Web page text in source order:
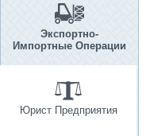
Экспортно-
Импортные Операции
Юрист Предприятия